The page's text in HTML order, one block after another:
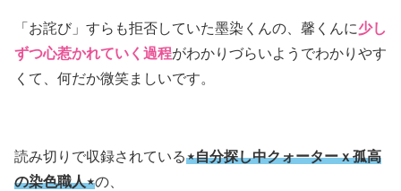
「お詫び」すらも拒否していた墨染くんの、馨くんに少し
ずつ心惹かれていく過程がわかりづらいようでわかりやす
くて、何だか微笑ましいです。
読み切りで収録されている⋆自分探し中クォーターｘ孤高
の染色職人⋆の、